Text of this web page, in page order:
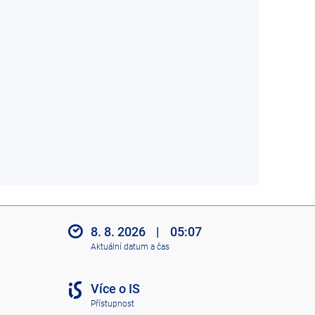
8. 8. 2026 | 05:07
Aktuální datum a čas
Více o IS
Přístupnost